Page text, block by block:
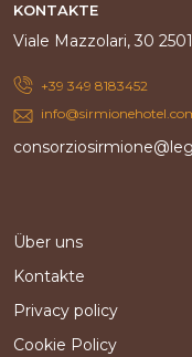
KONTAKTE
Viale Mazzolari, 30
+39 349 8183452
Über uns
Kontakte
Privacy policy
Cookie Policy